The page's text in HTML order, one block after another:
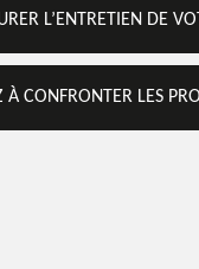
L’ENTRETIEN DE
CONFRONTER LES